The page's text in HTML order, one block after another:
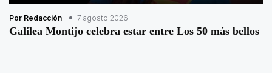
Por Redacción 7 agosto 2026
Galilea Montijo celebra estar entre Los 50 más bellos